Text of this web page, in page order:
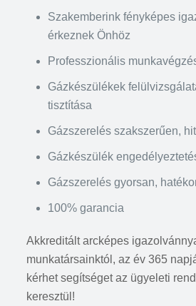
Szakemberink fényképes
érkeznek Önhöz
Professzionális
Gázkészülékek
tisztítása
Gázszerelés szakszerűen,
Gázkészülék
Gázszerelés gyorsan,
100% garancia
Akkreditált arcképes
munkatársainktól, az év 365
kérhet segítséget az ügyeleti
keresztül!